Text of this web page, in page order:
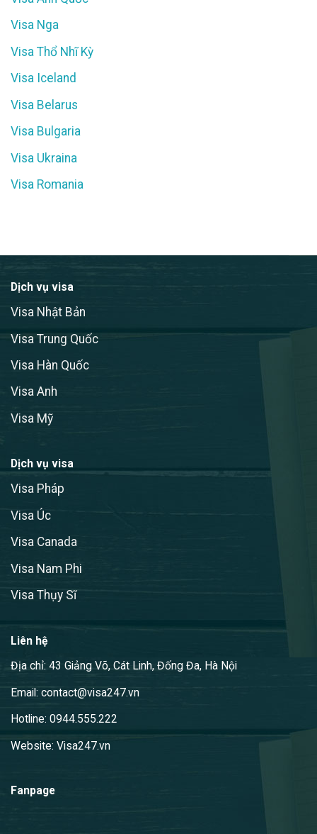
Visa Nga
Visa Thổ Nhĩ Kỳ
Visa Iceland
Visa Belarus
Visa Bulgaria
Visa Ukraina
Visa Romania
Dịch vụ visa
Visa Nhật Bản
Visa Trung Quốc
Visa Hàn Quốc
Visa Anh
Visa Mỹ
Dịch vụ visa
Visa Pháp
Visa Úc
Visa Canada
Visa Nam Phi
Visa Thụy Sĩ
Liên hệ
Địa chỉ: 43 Giảng Võ, Cát Linh, Đống Đa, Hà Nội
Email: contact@visa247.vn
Hotline: 0944.555.222
Website: Visa247.vn
Fanpage